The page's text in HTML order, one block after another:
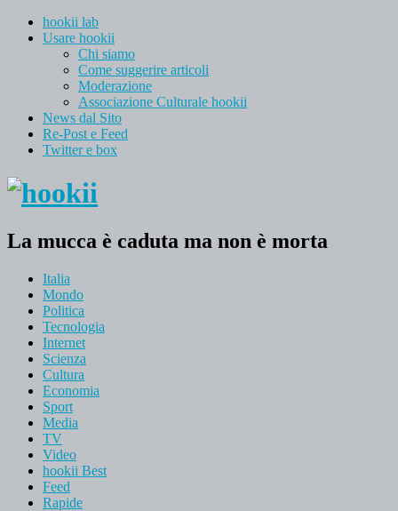
hookii lab
Usare hookii
Chi siamo
Come suggerire articoli
Moderazione
Associazione Culturale hookii
News dal Sito
Re-Post e Feed
Twitter e box
La mucca è caduta ma non è morta
Italia
Mondo
Politica
Tecnologia
Internet
Scienza
Cultura
Economia
Sport
Media
TV
Video
hookii Best
Feed
Rapide